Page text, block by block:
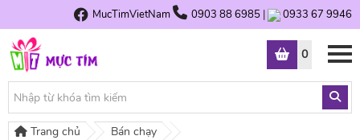
MucTimVietNam 0903 88 6985 | 0933 67 9946
0
Trang chủ Bán chạy